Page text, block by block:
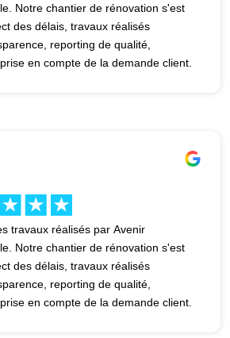
Notre chantier de rénovation s'est
des délais, travaux réalisés
reporting de qualité,
en compte de la demande client.
travaux réalisés par Avenir
Notre chantier de rénovation s'est
des délais, travaux réalisés
reporting de qualité,
en compte de la demande client.